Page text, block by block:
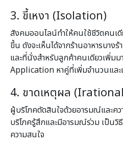
3. ขี้เหงา (Isolation)
สังคมออนไลน์ทำให้คนใช้ชีวิตคนเ
ขึ้น ดังจะเห็นได้จากร้านอาหารบาง
และที่นั่งสำหรับลูกค้าคนเดียวเพิ่ม
Application หาคู่ที่เพิ่มจำนวนแล
4. ขาดเหตุผล
ผู้บริโภคตัดสินใจด้วยอารมณ์และค
บริโภครู้สึกและมีอารมณ์ร่วม เป็น
ความสนใจ